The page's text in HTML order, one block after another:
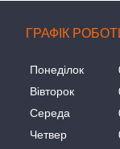
ГРАФІК
Понеділок
Вівторок
Середа
Четвер